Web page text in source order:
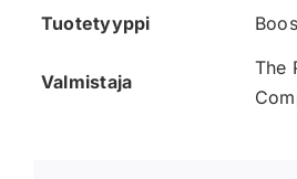
Tuotetyyppi
Valmistaja
The